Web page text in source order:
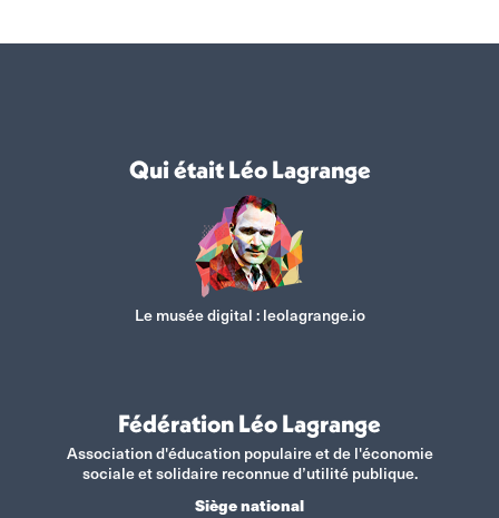
Qui était Léo Lagrange
Le musée digital :leolagrange.io
Fédération Léo Lagrange
Association d'éducation populaire et de l'économie
sociale et solidaire reconnue d’utilité publique.
Siège national